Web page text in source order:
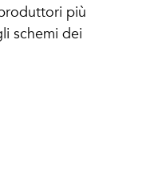
più
schemi dei